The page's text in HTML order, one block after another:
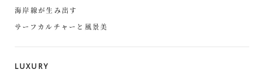
海岸線が生み出す
サーフカルチャーと風景美
LUXURY